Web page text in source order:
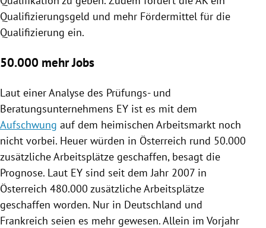
Qualifizierungsgeld und mehr Fördermittel für die
Qualifizierung ein.
50.000 mehr Jobs
Laut einer Analyse des Prüfungs- und
Beratungsunternehmens EY ist es mit dem
Aufschwung auf dem heimischen Arbeitsmarkt noch
nicht vorbei. Heuer würden in Österreich rund 50.000
zusätzliche Arbeitsplätze geschaffen, besagt die
Prognose. Laut EY sind seit dem Jahr 2007 in
Österreich 480.000 zusätzliche Arbeitsplätze
geschaffen worden. Nur in Deutschland und
Frankreich seien es mehr gewesen. Allein im Vorjahr